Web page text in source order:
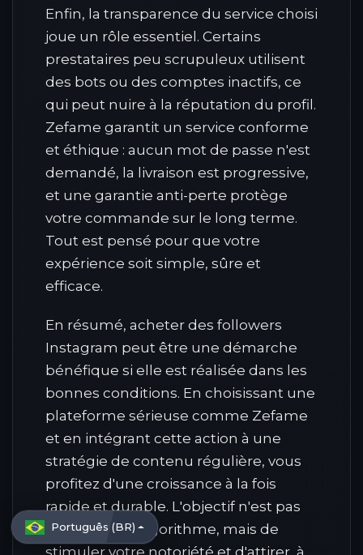
Enfin, la transparence du service choisi
joue un rôle essentiel. Certains
prestataires peu scrupuleux utilisent
des bots ou des comptes inactifs, ce
qui peut nuire à la réputation du profil.
Zefame garantit un service conforme
et éthique : aucun mot de passe n'est
demandé, la livraison est progressive,
et une garantie anti-perte protège
votre commande sur le long terme.
Tout est pensé pour que votre
expérience soit simple, sûre et
efficace.
En résumé, acheter des followers
Instagram peut être une démarche
bénéfique si elle est réalisée dans les
bonnes conditions. En choisissant une
plateforme sérieuse comme Zefame
et en intégrant cette action à une
stratégie de contenu régulière, vous
profitez d'une croissance à la fois
rapide et durable. L'objectif n'est pas
de tromper l'algorithme, mais de
stimuler votre notoriété et d'attirer, à
Português (BR)